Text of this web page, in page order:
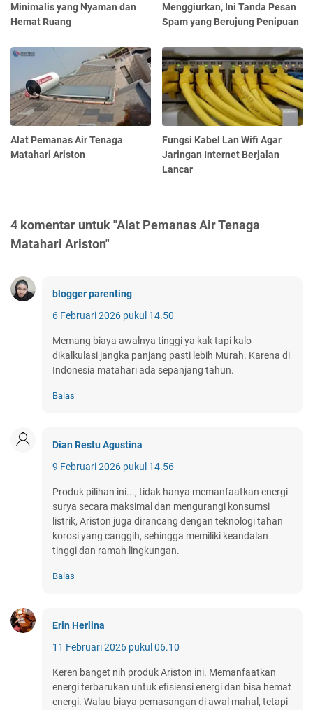
Minimalis yang Nyaman dan
Hemat Ruang
Menggiurkan, Ini Tanda Pesan
Spam yang Berujung Penipuan
Alat Pemanas Air Tenaga
Matahari Ariston
Fungsi Kabel Lan Wifi Agar
Jaringan Internet Berjalan
Lancar
4 komentar untuk "Alat Pemanas Air Tenaga
Matahari Ariston"
blogger parenting
6 Februari 2026 pukul 14.50
Memang biaya awalnya tinggi ya kak tapi kalo
dikalkulasi jangka panjang pasti lebih Murah. Karena di
Indonesia matahari ada sepanjang tahun.
Balas
Dian Restu Agustina
9 Februari 2026 pukul 14.56
Produk pilihan ini..., tidak hanya memanfaatkan energi
surya secara maksimal dan mengurangi konsumsi
listrik, Ariston juga dirancang dengan teknologi tahan
korosi yang canggih, sehingga memiliki keandalan
tinggi dan ramah lingkungan.
Balas
Erin Herlina
11 Februari 2026 pukul 06.10
Keren banget nih produk Ariston ini. Memanfaatkan
energi terbarukan untuk efisiensi energi dan bisa hemat
energi. Walau biaya pemasangan di awal mahal, tetapi